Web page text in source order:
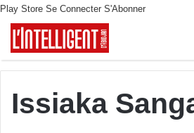
Play Store Se Connecter S'Abonner
Issiaka